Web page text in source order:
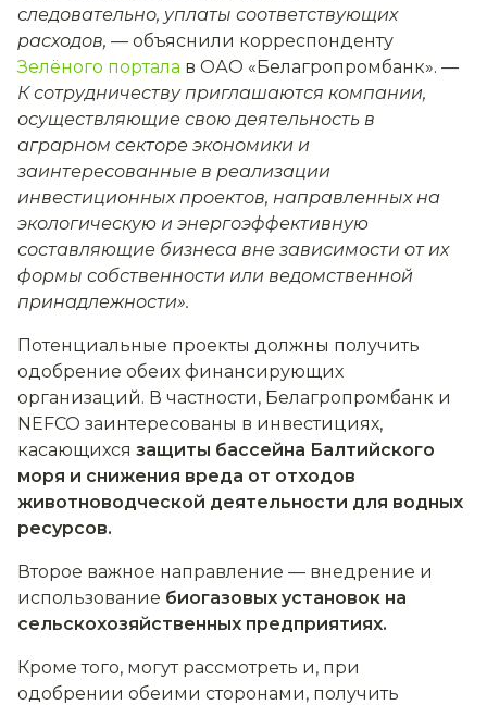
следовательно, уплаты соответствующих
расходов, — объяснили корреспонденту
Зелёного портала в ОАО «Белагропромбанк». —
К сотрудничеству приглашаются компании,
осуществляющие свою деятельность в
аграрном секторе экономики и
заинтересованные в реализации
инвестиционных проектов, направленных на
экологическую и энергоэффективную
составляющие бизнеса вне зависимости от их
формы собственности или ведомственной
принадлежности».
Потенциальные проекты должны получить
одобрение обеих финансирующих
организаций. В частности, Белагропромбанк и
NEFCO заинтересованы в инвестициях,
касающихся защиты бассейна Балтийского
моря и снижения вреда от отходов
животноводческой деятельности для водных
ресурсов.
Второе важное направление — внедрение и
использование биогазовых установок на
сельскохозяйственных предприятиях.
Кроме того, могут рассмотреть и, при
одобрении обеими сторонами, получить